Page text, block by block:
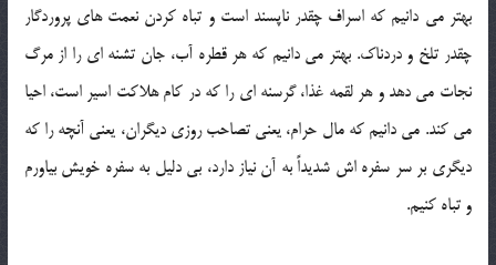
بهتر می دانیم که اسراف چقدر ناپسند است و تباه کردن نعمت های پروردگار
چقدر تلخ و دردناک. بهتر می دانیم که هر قطره آب، جان تشنه ای را از مرگ
نجات می دهد و هر لقمه غذا، گرسنه ای را که در کام هلاکت اسیر است، احیا
می کند. می دانیم که مال حرام، یعنی تصاحب روزی دیگران، یعنی آنچه را که
دیگری بر سر سفره اش شدیداً به آن نیاز دارد، بی دلیل به سفره خویش بیاورم
و تباه کنیم.